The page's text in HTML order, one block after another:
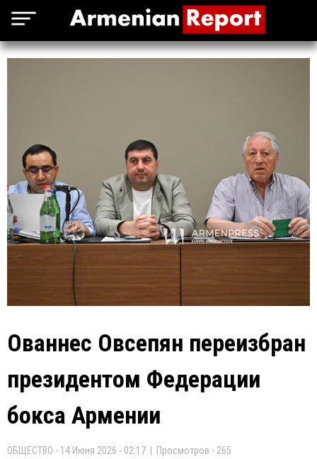
Ованнес Овсепян переизбран
президентом Федерации
бокса Армении
ОБЩЕСТВО - 14 Июня 2026 - 02:17 | Просмотров - 265